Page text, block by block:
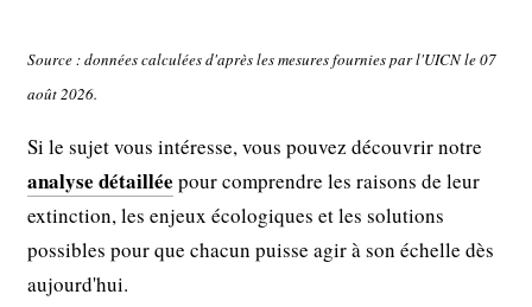
Source : données calculées d'après les mesures fournies par l'UICN le 07
août 2026.
Si le sujet vous intéresse, vous pouvez découvrir notre
analyse détaillée pour comprendre les raisons de leur
extinction, les enjeux écologiques et les solutions
possibles pour que chacun puisse agir à son échelle dès
aujourd'hui.